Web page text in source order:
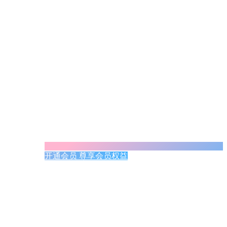
开通会员 尊享会员权益